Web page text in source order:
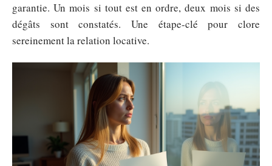
garantie. Un mois si tout est en ordre, deux mois si des
dégâts sont constatés. Une étape-clé pour clore
sereinement la relation locative.